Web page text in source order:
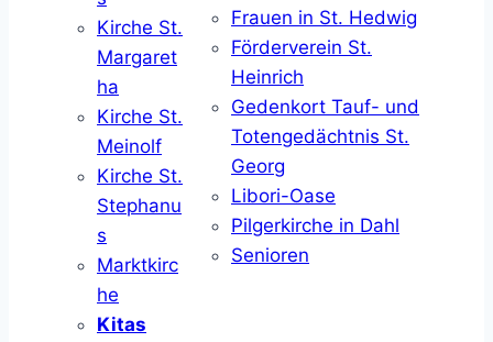
Kirche St.
Margaret
ha
Kirche St.
Meinolf
Kirche St.
Stephanu
s
Marktkirc
he
Kitas
Frauen in St. Hedwig
Förderverein St.
Heinrich
Gedenkort Tauf- und
Totengedächtnis St.
Georg
Libori-Oase
Pilgerkirche in Dahl
Senioren